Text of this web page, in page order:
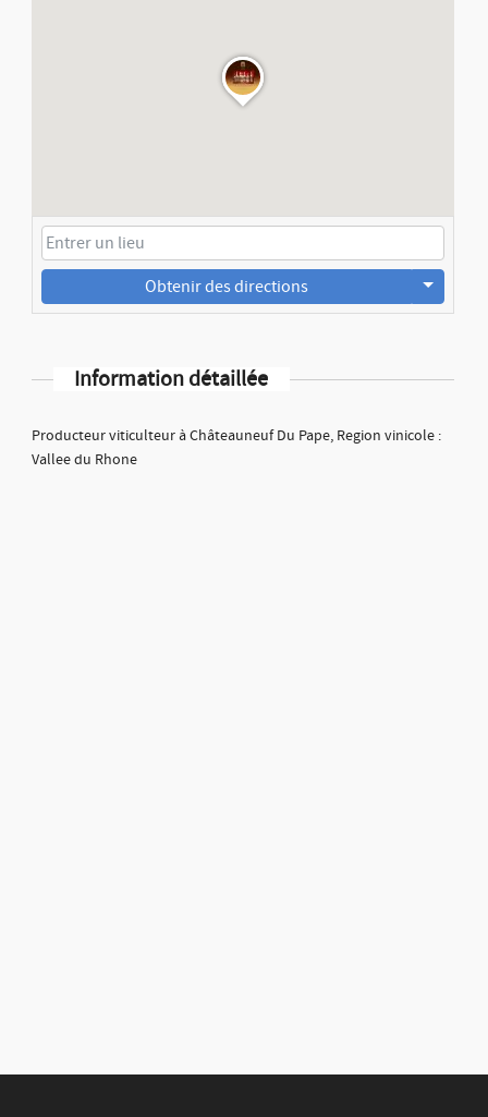
Obtenir des directions
Information détaillée
Producteur viticulteur à Châteauneuf Du Pape, Region vinicole :
Vallee du Rhone